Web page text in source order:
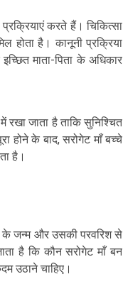
करते हैं। चिकित्सा
होता है। कानूनी प्रक्रिया
माता-पिता के अधिकार
रखा जाता है ताकि सुनिश्चित
होने के बाद, सरोगेट माँ बच्चे
है।
के जन्म और उसकी परवरिश से
है कि कौन सरोगेट माँ बन
उठाने चाहिए।